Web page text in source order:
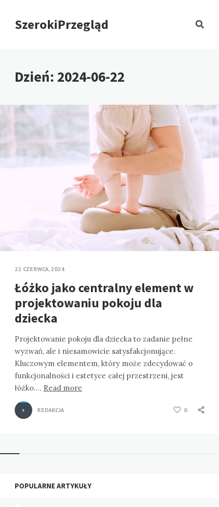
SzerokiPrzegląd
Dzień: 2024-06-22
22 CZERWCA, 2024
Łóżko jako centralny element w
projektowaniu pokoju dla
dziecka
Projektowanie pokoju dla dziecka to zadanie pełne
wyzwań, ale i niesamowicie satysfakcjonujące.
Kluczowym elementem, który może zdecydować o
funkcjonalności i estetyce całej przestrzeni, jest
łóżko…. Read more
REDAKCJA 0
Widgets
POPULARNE ARTYKUŁY